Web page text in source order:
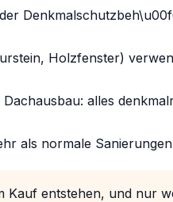
Holzfenster)
alles
als normale
Kauf entstehen, und nur